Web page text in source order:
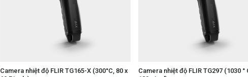
Camera nhiệt độ FLIR TG165-X (300°C, 80 x
Camera nhiệt độ FLIR TG297 (1030 °